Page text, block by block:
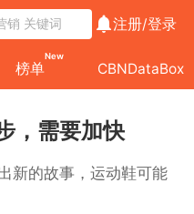
注册/登录
榜单
New
CBNDataBox
，需要加快
新的故事，运动鞋可能